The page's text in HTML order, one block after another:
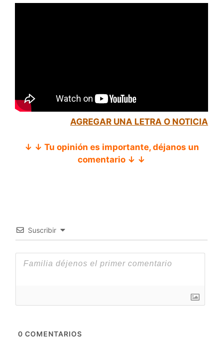
AGREGAR UNA LETRA O NOTICIA
↓ ↓ Tu opinión es importante, déjanos un
comentario ↓ ↓
Suscribir
0 COMENTARIOS